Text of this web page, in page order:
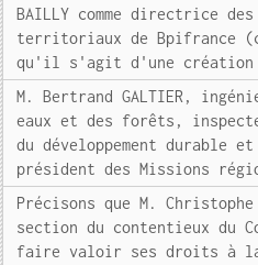
BAILLY comme directrice
territoriaux de Bpifrance
qu'il s'agit d'une création
M. Bertrand GALTIER,
eaux et des forêts,
du développement durable
président des Missions
Précisons que M. Christophe
section du contentieux du
faire valoir ses droits à